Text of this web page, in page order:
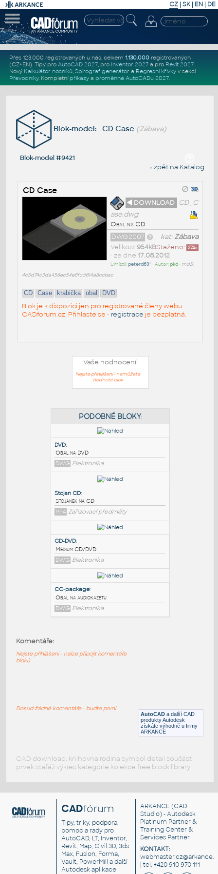
CZ | SK| EN | DE
Přes 123.000 registrovaných u nás, celkem 1.130.000registrovaných
(CZ+EN). Tipy pro AutoCAD 2027, pro Inventor 2027a pro Revit 2027.
Nový Kalkulátor nosníků, Spirograf generátor a Regresní křivkyv sekci
Převodníky. Kompletní příkazya proměnné AutoCADu 2027.
Blok-model: CD Case (Zábava)
Blok-model #9421
« zpět na Katalog
CD Case
◄ DOWNLOAD
CD_C
ase.dwg
Obal na CD
kat:Zábava
DWG2007
Staženo: 274x
Velikost 954kB
• ze dne 17.08.2012
Umístil:peterd63^ • Autor:pkd• md5:
4c5d74c3da456ec54e8fcd614a8ccbac
CD Case krabička obal DVD
Blok je k dispozici jen pro registrované členy webu
CADforum.cz. Přihlaste se - registrace je bezplatná.
Vaše hodnocení:
Nejste přihlášeni - nemůžete
hodnotit blok
PODOBNÉ BLOKY
DVD:
Obal na DVD
DWG
Stojánek na CD
RFA Zařizovací předměty
DWG
Elektronika
AutoCAD a další CAD
produkty Autodesk
získáte výhodně u firmy
ARKANCE
Komentáře:
Nejste přihlášeni - nelze připojit komentáře
bloků
Dosud žádné komentáře - buďte první
CAD download: knihovna rodina symbol detail součást
prvek stafáž výkres kategorie kolekce free block library
CADfórum
Tipy, triky, podpora,
pomoc a rady pro
AutoCAD, LT, Inventor,
Revit, Map, Civil 3D, 3ds
Max, Fusion, Forma,
Vault, PowerMill a další
Autodesk aplikace
ARKANCE (CAD
Studio) - Autodesk
Platinum Partner &
Training Center &
Services Partner
KONTAKT:
| tel. +420 910 970 111